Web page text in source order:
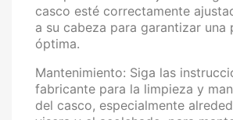
casco esté correctamente
a su cabeza para garantizar una
óptima.
Mantenimiento: Siga las
fabricante para la limpieza y
del casco, especialmente